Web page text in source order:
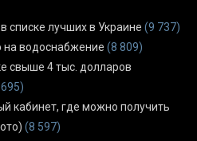
списке лучших в Украине (9 737)
водоснабжение (8 809)
свыше 4 тыс. долларов
кабинет, где можно получить
(8 597)